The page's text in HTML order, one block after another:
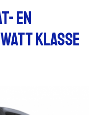
en
Klasse